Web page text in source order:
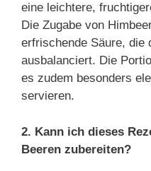
eine leichtere,
Die Zugabe von
erfrischende Säure, die
ausbalanciert. Die
es zudem besonders
servieren.
2. Kann ich dieses
Beeren zubereiten?